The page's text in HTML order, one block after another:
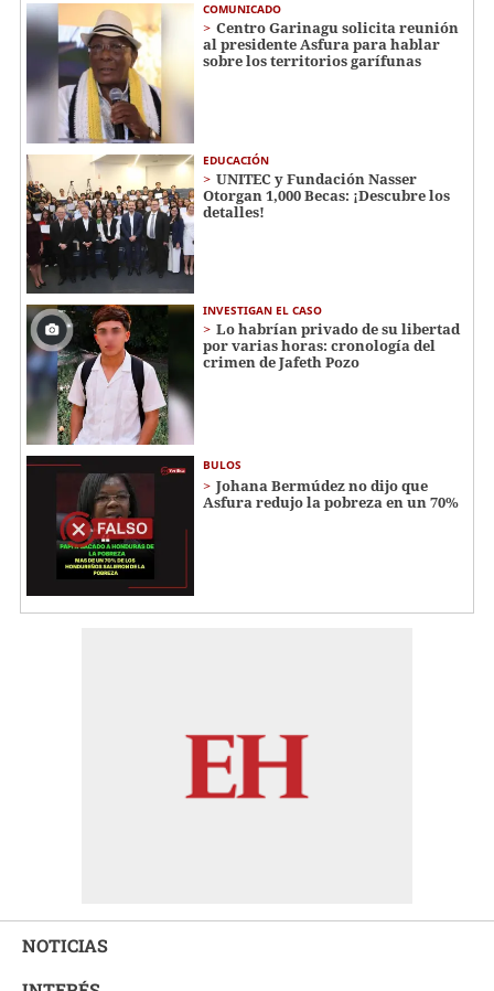
COMUNICADO
Centro Garinagu solicita reunión
al presidente Asfura para hablar
sobre los territorios garífunas
EDUCACIÓN
UNITEC y Fundación Nasser
Otorgan 1,000 Becas: ¡Descubre los
detalles!
INVESTIGAN EL CASO
Lo habrían privado de su libertad
por varias horas: cronología del
crimen de Jafeth Pozo
BULOS
Johana Bermúdez no dijo que
Asfura redujo la pobreza en un 70%
NOTICIAS